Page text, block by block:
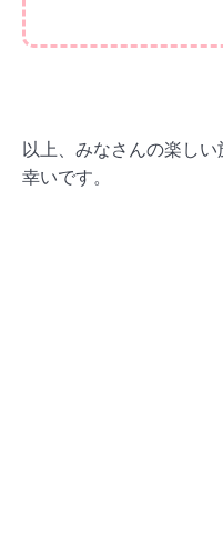
以上、みなさんの楽し
幸いです。